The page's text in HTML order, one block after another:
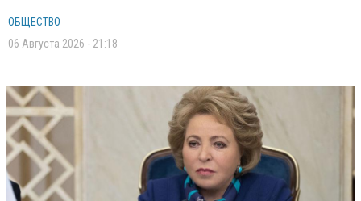
ОБЩЕСТВО
06 Августа 2026 - 21:18